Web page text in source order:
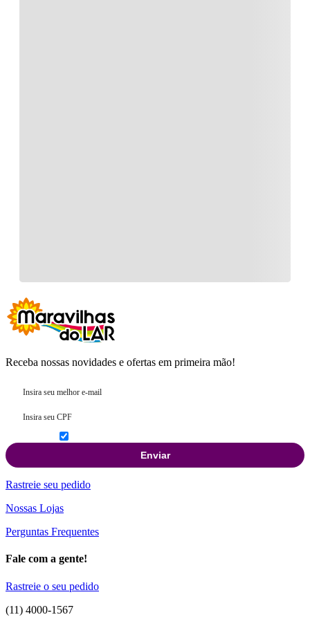
Aceito receber ofertas e participar do clube de fidelidade
Rastreie seu pedido
Nossas Lojas
Perguntas Frequentes
Fale com a gente!
Rastreie o seu pedido